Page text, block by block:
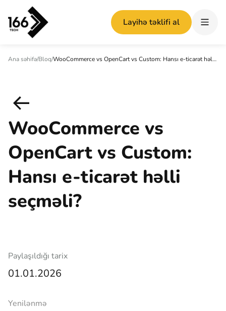
Layihə təklifi al
Ana səhifə/Bloq/ WooCommerce vs OpenCart vs Custom: Hansı e-ticarət həlli seçməli?
WooCommerce vs
OpenCart vs Custom:
Hansı e-ticarət həlli
seçməli?
Paylaşıldığı tarix
01.01.2026
Yenilənmə